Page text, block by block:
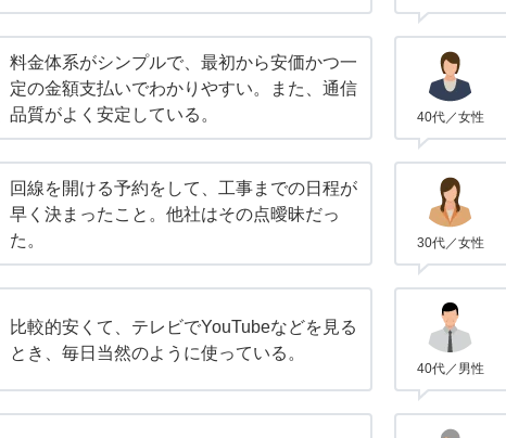
料金体系がシンプルで、最初から安価かつ一
定の金額支払いでわかりやすい。また、通信
品質がよく安定している。
40代／女性
回線を開ける予約をして、工事までの日程が
早く決まったこと。他社はその点曖昧だっ
た。
30代／女性
比較的安くて、テレビでYouTubeなどを見る
とき、毎日当然のように使っている。
40代／男性